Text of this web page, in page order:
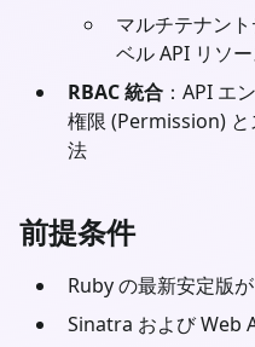
マルチテナン
ベル API リソ
RBAC 統合 ：API エ
権限 (Permission)
法
前提条件
Rubyの最新安定版
Sinatra および Web